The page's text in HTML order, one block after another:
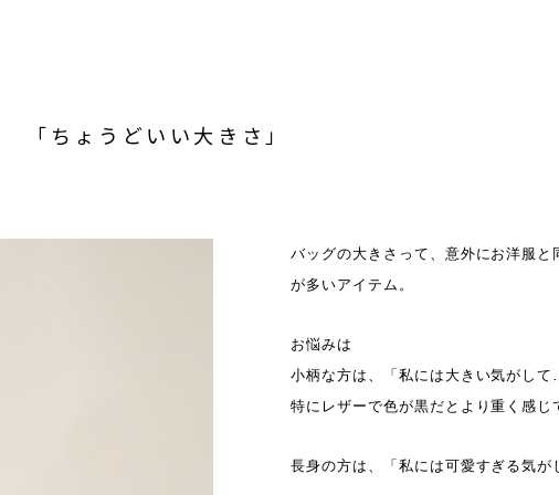
「ちょうどいい大きさ」
バッグの大きさって、意外にお洋服と
が多いアイテム。
お悩みは
小柄な方は、「私には大きい気がして
特にレザーで色が黒だとより重く感じ
長身の方は、「私には可愛すぎる気が